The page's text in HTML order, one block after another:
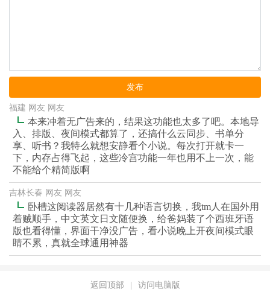
发布
福建 网友 网友
本来冲着无广告来的，结果这功能也太多了吧。本地导
入、排版、夜间模式都算了，还搞什么云同步、书单分
享、听书？我特么就想安静看个小说。每次打开就卡一
下，内存占得飞起，这些冷宫功能一年也用不上一次，能
不能给个精简版啊
吉林长春 网友 网友
卧槽这阅读器居然有十几种语言切换，我tm人在国外用
着贼顺手，中文英文日文随便换，给爸妈装了个西班牙语
版也看得懂，界面干净没广告，看小说晚上开夜间模式眼
睛不累，真就全球通用神器
返回顶部 访问电脑版